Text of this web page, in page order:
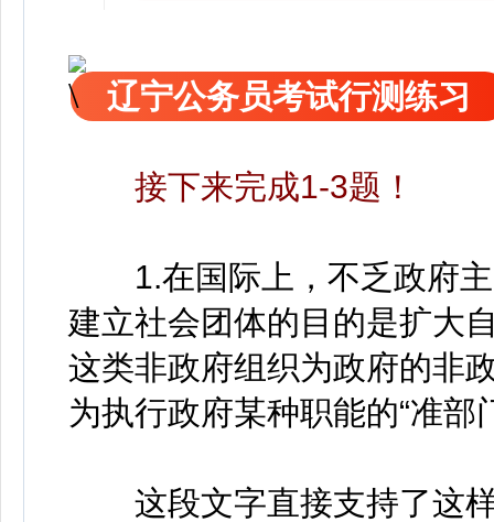
辽宁公务员考试行测练习
接下来完成1-3题！
1.在国际上，不乏政府主
建立社会团体的目的是扩大
这类非政府组织为政府的非
为执行政府某种职能的“准部
这段文字直接支持了这